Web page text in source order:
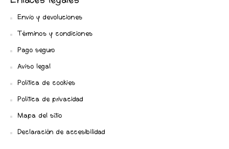
Envío y devoluciones
Términos y condiciones
Pago seguro
Aviso legal
Política de cookies
Política de privacidad
Mapa del sitio
Declaración de accesibilidad